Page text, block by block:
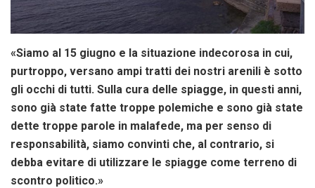
«Siamo al 15 giugno e la situazione indecorosa in cui,
purtroppo, versano ampi tratti dei nostri arenili è sotto
gli occhi di tutti. Sulla cura delle spiagge, in questi anni,
sono già state fatte troppe polemiche e sono già state
dette troppe parole in malafede, ma per senso di
responsabilità, siamo convinti che, al contrario, si
debba evitare di utilizzare le spiagge come terreno di
scontro politico.»